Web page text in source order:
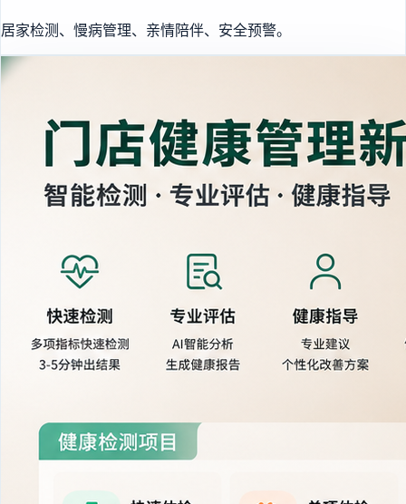
居家检测、慢病管理、亲情陪伴、安全预警。